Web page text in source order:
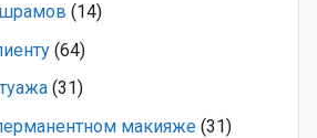
шрамов (14)
(64)
(31)
макияже (31)